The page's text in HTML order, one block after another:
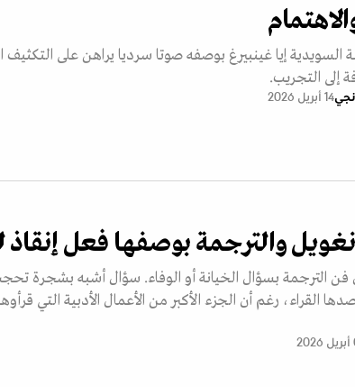
السويدية إيا غينبيرغ بوصفه صوتا سرديا يراهن على
إلى التجريب.
14 أبريل 2026
والترجمة بوصفها فعل إنقاذ
فن الترجمة بسؤال الخيانة أو الوفاء. سؤال أشبه بشجرة
القراء، رغم أن الجزء الأكبر من الأعمال الأدبية التي